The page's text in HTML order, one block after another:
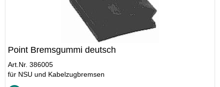
Point Bremsgummi deutsch
Art.Nr. 386005
für NSU und Kabelzugbremsen